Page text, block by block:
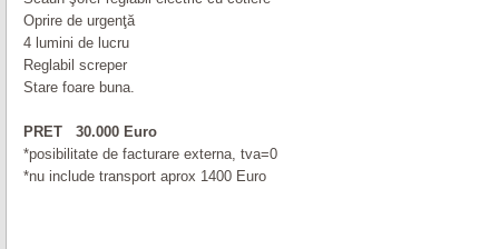
Oprire de urgenţă
4 lumini de lucru
Reglabil screper
Stare foare buna.
PRET 30.000 Euro
*posibilitate de facturare externa, tva=0
*nu include transport aprox 1400 Euro